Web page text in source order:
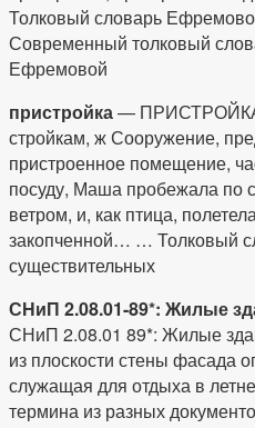
Толковый словарь
Современный толковый
Ефремовой
пристройка— ПРИСТРОЙКА,
стройкам, ж Сооружение,
пристроенное помещение,
посуду, Маша пробежала по
ветром, и, как птица,
закопченной… … Толковый
существительных
СНиП 2.08.01-89*: Жилые
СНиП 2.08.01 89*: Жилые
из плоскости стены фасада
служащая для отдыха в
термина из разных